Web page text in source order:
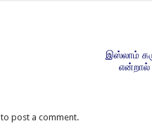
இஸ்லாம்
என்றால்
to post a comment.